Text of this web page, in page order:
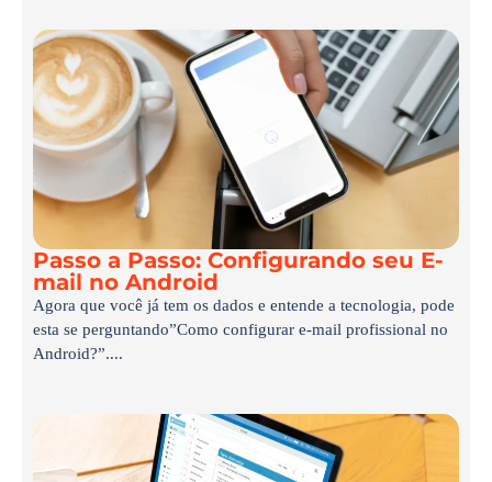
Passo a Passo: Configurando seu E-
mail no Android
Agora que você já tem os dados e entende a tecnologia, pode
esta se perguntando”Como configurar e-mail profissional no
Android?”....